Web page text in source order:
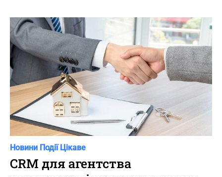
e
s
C
a
t
Новини Події Цікаве
CRM для агентства